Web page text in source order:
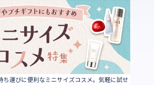
ち運びに便利なミニサイズコスメ。気軽に試せ